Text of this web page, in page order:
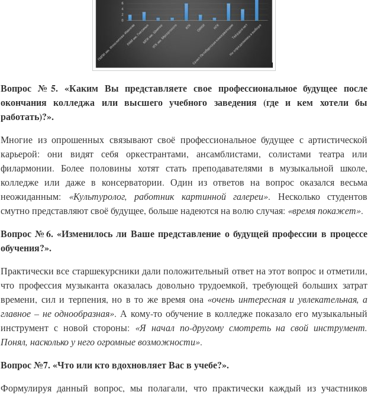
Вопрос №5. «Каким Вы представляете свое профессиональное будущее после
окончания колледжа или высшего учебного заведения (где и кем хотели бы
работать)?».
Многие из опрошенных связывают своё профессиональное будущее с артистической
карьерой: они видят себя оркестрантами, ансамблистами, солистами театра или
филармонии. Более половины хотят стать преподавателями в музыкальной школе,
колледже или даже в консерватории. Один из ответов на вопрос оказался весьма
неожиданным: «Культуролог, работник картинной галереи». Несколько студентов
смутно представляют своё будущее, больше надеются на волю случая: «время покажет».
Вопрос №6. «Изменилось ли Ваше представление о будущей профессии в процессе
обучения?».
Практически все старшекурсники дали положительный ответ на этот вопрос и отметили,
что профессия музыканта оказалась довольно трудоемкой, требующей больших затрат
времени, сил и терпения, но в то же время она «очень интересная и увлекательная, а
главное – не однообразная». А кому-то обучение в колледже показало его музыкальный
инструмент с новой стороны: «Я начал по-другому смотреть на свой инструмент.
Понял, насколько у него огромные возможности».
Вопрос №7. «Что или кто вдохновляет Вас в учебе?».
Формулируя данный вопрос, мы полагали, что практически каждый из участников